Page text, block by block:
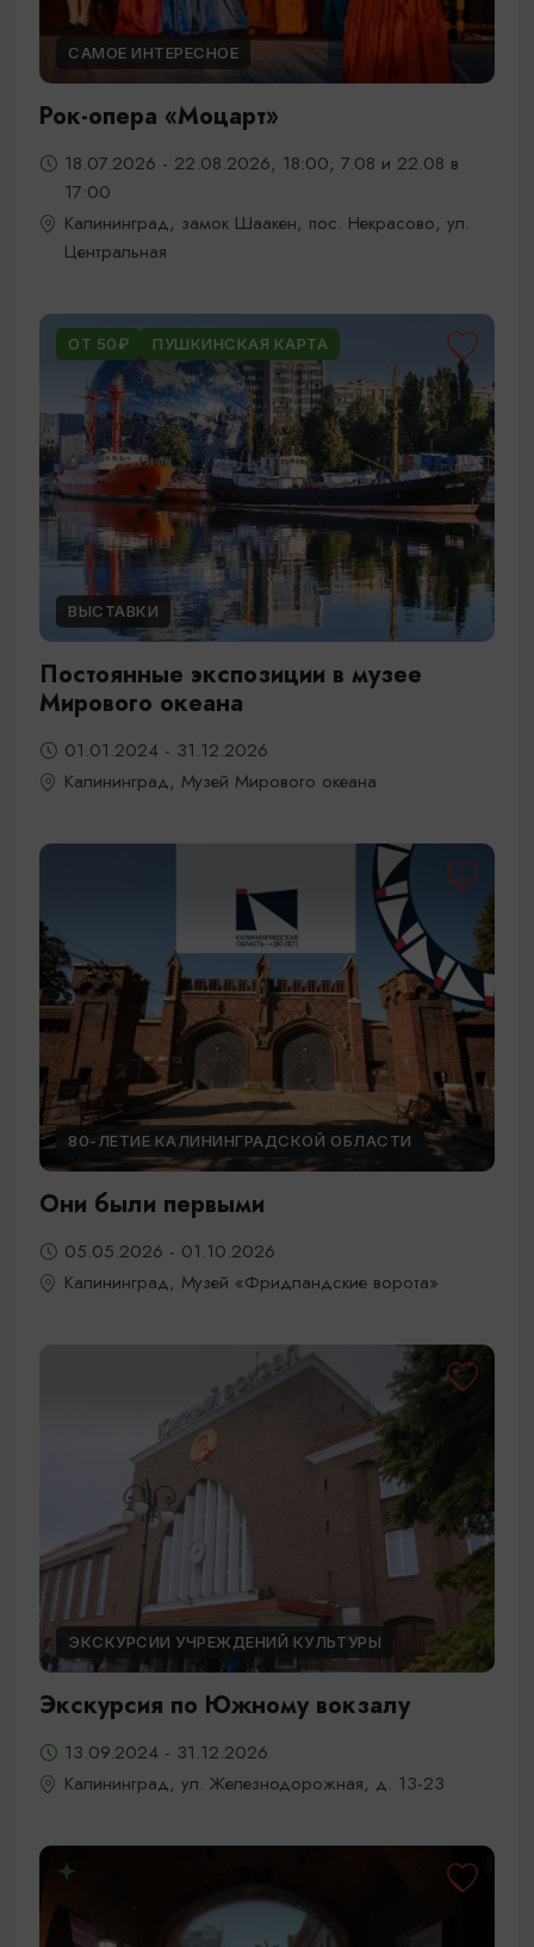
САМОЕ ИНТЕРЕСНОЕ
Рок-опера «Моцарт»
18.07.2026 - 22.08.2026, 18:00, 7.08 и 22.08 в
17:00
Калининград, замок Шаакен, пос. Некрасово, ул.
Центральная
ОТ 50₽ ПУШКИНСКАЯ КАРТА
ВЫСТАВКИ
Постоянные экспозиции в музее
Мирового океана
01.01.2024 - 31.12.2026
Калининград, Музей Мирового океана
80-ЛЕТИЕ КАЛИНИНГРАДСКОЙ ОБЛАСТИ
Они были первыми
05.05.2026 - 01.10.2026
Калининград, Музей «Фридландские ворота»
ЭКСКУРСИИ УЧРЕЖДЕНИЙ КУЛЬТУРЫ
Экскурсия по Южному вокзалу
13.09.2024 - 31.12.2026
Калининград, ул. Железнодорожная, д. 13-23